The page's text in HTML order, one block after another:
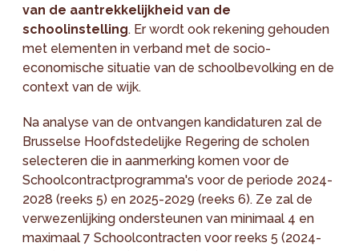
van de aantrekkelijkheid van de
schoolinstelling. Er wordt ook rekening gehouden
met elementen in verband met de socio-
economische situatie van de schoolbevolking en de
context van de wijk.
Na analyse van de ontvangen kandidaturen zal de
Brusselse Hoofdstedelijke Regering de scholen
selecteren die in aanmerking komen voor de
Schoolcontractprogramma's voor de periode 2024-
2028 (reeks 5) en 2025-2029 (reeks 6). Ze zal de
verwezenlijking ondersteunen van minimaal 4 en
maximaal 7 Schoolcontracten voor reeks 5 (2024-